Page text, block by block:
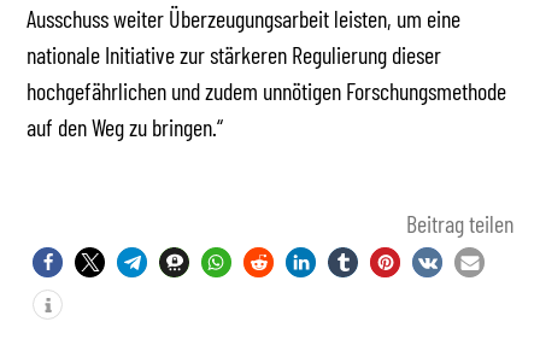
Ausschuss weiter Überzeugungsarbeit leisten, um eine
nationale Initiative zur stärkeren Regulierung dieser
hochgefährlichen und zudem unnötigen Forschungsmethode
auf den Weg zu bringen.“
Beitrag teilen